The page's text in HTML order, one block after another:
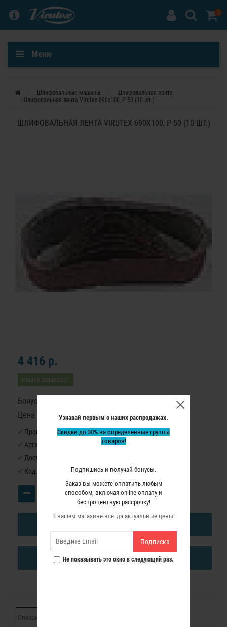
Узнавай первым о наших распродажах.
Скидки до 30% на определенные группы
товаров!
Подпишись и получай бонусы.
Заказ вы можете оплатить любым
способом, включая online оплату и
беспроцентную рассрочку!
В нашем магазине всегда актуальные цены!
Подписка
Не показывать это окно в следующий раз.
0
Меню
Шлифовальные машины
Шлифовальная лента
Шлифовальная лента Virutex 690x100, P 50 (10 шт.)
ШЛИФОВАЛЬНАЯ ЛЕНТА VIRUTEX 690X100, P 50 (10 ШТ.)
4 416 р.
Нашли дешевле?
Бонусные баллы: 55
Цена в бонусных баллах: 3670
Производитель: Virutex
Артикул:
Доступность:
Код товара: 4491007
КУПИТЬ В ОДИН КЛИК
Описание